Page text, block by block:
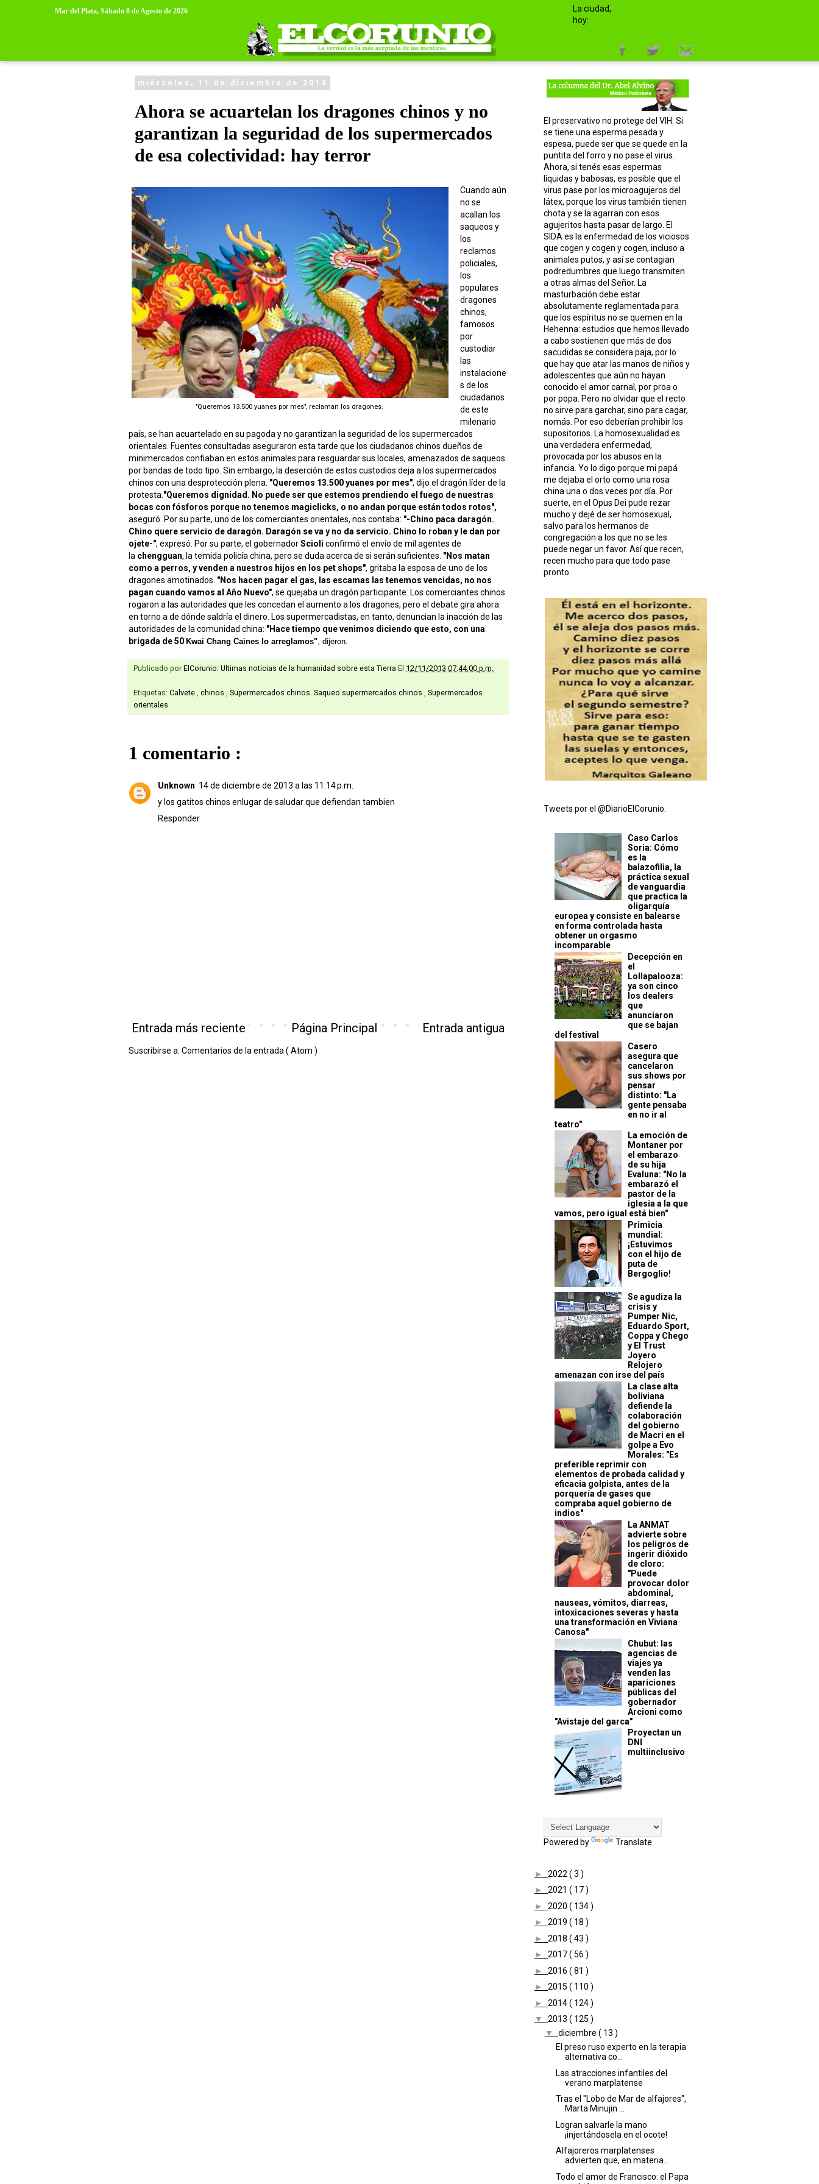
Mar del Plata, Sábado 8 de Agosto de 2026
La ciudad,
hoy:
miércoles, 11 de diciembre de 2013
Ahora se acuartelan los dragones chinos y no
garantizan la seguridad de los supermercados
de esa colectividad: hay terror
"Queremos 13.500 yuanes por mes", reclaman los dragones.
Cuando aún
no se
acallan los
saqueos y
los
reclamos
policiales,
los
populares
dragones
chinos,
famosos
por
custodiar
las
instalacione
s de los
ciudadanos
de este
milenario
país, se han acuartelado en su pagoda y no garantizan la seguridad de los supermercados
orientales. Fuentes consultadas aseguraron esta tarde que los ciudadanos chinos dueños de
minimercados confiaban en estos animales para resguardar sus locales, amenazados de saqueos
por bandas de todo tipo. Sin embargo, la deserción de estos custodios deja a los supermercados
chinos con una desprotección plena. "Queremos 13.500 yuanes por mes", dijo el dragón líder de la
protesta. "Queremos dignidad. No puede ser que estemos prendiendo el fuego de nuestras
bocas con fósforos porque no tenemos magiclicks, o no andan porque están todos rotos",
aseguró. Por su parte, uno de los comerciantes orientales, nos contaba: "-Chino paca daragón.
Chino quere servicio de daragón. Daragón se va y no da servicio. Chino lo roban y le dan por
ojete-", expresó. Por su parte, el gobernadorScioli confirmó el envío de mil agentes de
la chengguan, la temida policía china, pero se duda acerca de si serán suficientes. "Nos matan
como a perros, y venden a nuestros hijos en los pet shops", gritaba la esposa de uno de los
dragones amotinados. "Nos hacen pagar el gas, las escamas las tenemos vencidas, no nos
pagan cuando vamos al Año Nuevo", se quejaba un dragón participante. Los comerciantes chinos
rogaron a las autoridades que les concedan el aumento a los dragones, pero el debate gira ahora
en torno a de dónde saldría el dinero. Los supermercadistas, en tanto, denuncian la inacción de las
autoridades de la comunidad china: "Hace tiempo que venimos diciendo que esto, con una
brigada de 50 Kwai Chang Caines lo arreglamos" , dijeron.
Publicado por ElCorunio: Ultimas noticias de la humanidad sobre esta Tierra El 12/11/2013 07:44:00 p.m.
Etiquetas: Calvete chinos Supermercados chinos. Saqueo supermercados chinos
Supermercados
orientales
1 comentario :
Unknown 14 de diciembre de 2013 a las 11:14 p.m.
y los gatitos chinos enlugar de saludar que defiendan tambien
Responder
Entrada más reciente Entrada antigua
Página Principal
Suscribirse a: Comentarios de la entrada ( Atom )
El preservativo no protege del VIH. Si
se tiene una esperma pesada y
espesa, puede ser que se quede en la
puntita del forro y no pase el virus.
Ahora, si tenés esas espermas
líquidas y babosas, es posible que el
virus pase por los microagujeros del
látex, porque los virus también tienen
chota y se la agarran con esos
agujeritos hasta pasar de largo. El
SIDA es la enfermedad de los viciosos
que cogen y cogen y cogen, incluso a
animales putos, y así se contagian
podredumbres que luego transmiten
a otras almas del Señor. La
masturbación debe estar
absolutamente reglamentada para
que los espíritus no se quemen en la
Hehenna: estudios que hemos llevado
a cabo sostienen que más de dos
sacudidas se considera paja, por lo
que hay que atar las manos de niños y
adolescentes que aún no hayan
conocido el amor carnal, por proa o
por popa. Pero no olvidar que el recto
no sirve para garchar, sino para cagar,
nomás. Por eso deberían prohibir los
supositorios. La homosexualidad es
una verdadera enfermedad,
provocada por los abusos en la
infancia. Yo lo digo porque mi papá
me dejaba el orto como una rosa
china una o dos veces por día. Por
suerte, en el Opus Dei pude rezar
mucho y dejé de ser homosexual,
salvo para los hermanos de
congregación a los que no se les
puede negar un favor. Así que recen,
recen mucho para que todo pase
pronto.
Tweets por el @DiarioElCorunio.
Caso Carlos
Soria: Cómo
es la
balazofilia, la
práctica sexual
de vanguardia
que practica la
oligarquía
europea y consiste en balearse
en forma controlada hasta
obtener un orgasmo
incomparable
Decepción en
el
Lollapalooza:
ya son cinco
los dealers
que
anunciaron
que se bajan
del festival
Casero
asegura que
cancelaron
sus shows por
pensar
distinto: "La
gente pensaba
en no ir al
teatro"
La emoción de
Montaner por
el embarazo
de su hija
Evaluna: "No la
embarazó el
pastor de la
iglesia a la que
vamos, pero igual está bien"
Primicia
mundial:
¡Estuvimos
con el hijo de
puta de
Bergoglio!
Se agudiza la
crisis y
Pumper Nic,
Eduardo Sport,
Coppa y Chego
y El Trust
Joyero
Relojero
amenazan con irse del país
La clase alta
boliviana
defiende la
colaboración
del gobierno
de Macri en el
golpe a Evo
Morales: "Es
preferible reprimir con
elementos de probada calidad y
eficacia golpista, antes de la
porquería de gases que
compraba aquel gobierno de
indios"
La ANMAT
advierte sobre
los peligros de
ingerir dióxido
de cloro:
"Puede
provocar dolor
abdominal,
nauseas, vómitos, diarreas,
intoxicaciones severas y hasta
una transformación en Viviana
Canosa"
Chubut: las
agencias de
viajes ya
venden las
apariciones
públicas del
gobernador
Arcioni como
"Avistaje del garca"
Proyectan un
DNI
multiinclusivo
Powered by Translate
► 2022 ( 3 )
► 2021 ( 17 )
► 2020 ( 134 )
► 2019 ( 18 )
► 2018 ( 43 )
► 2017( 56 )
► 2016 ( 81 )
► 2015 ( 110 )
► 2014( 124 )
▼ 2013 ( 125 )
▼ diciembre ( 13 )
El preso ruso experto en la terapia
alternativa co...
Las atracciones infantiles del
verano marplatense
Tras el "Lobo de Mar de alfajores",
Marta Minujin ...
Logran salvarle la mano
¡injertándosela en el ocote!
Alfajoreros marplatenses
advierten que, en materia...
Todo el amor de Francisco: el Papa